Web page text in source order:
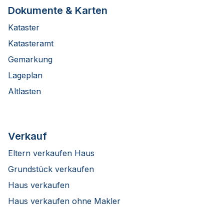
Dokumente & Karten
Kataster
Katasteramt
Gemarkung
Lageplan
Altlasten
Verkauf
Eltern verkaufen Haus
Grundstück verkaufen
Haus verkaufen
Haus verkaufen ohne Makler